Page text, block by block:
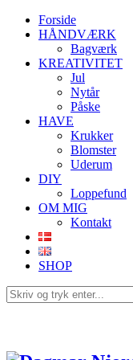
Forside
HÅNDVÆRK
Bagværk
KREATIVITET
Jul
Nytår
Påske
HAVE
Krukker
Blomster
Uderum
DIY
Loppefund
OM MIG
Kontakt
SHOP